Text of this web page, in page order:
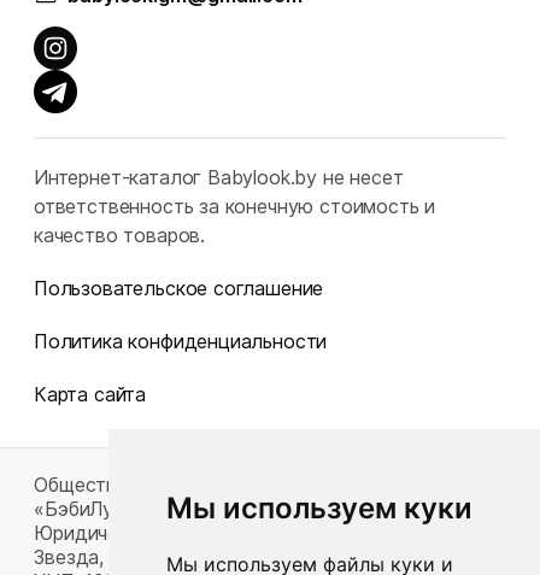
Мы используем куки
Мы используем файлы куки и
Интернет-каталог Babylook.by не несет
ответственность за конечную стоимость и
качество товаров.
Пользовательское соглашение
Политика конфиденциальности
Карта сайта
Общество с ограниченной ответственностью
«БэбиЛук»
Юридический адрес: 220117, г. Минск, пр-т Газеты
Звезда, д. 16, пом. 52